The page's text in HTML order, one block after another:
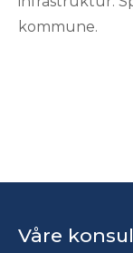
kommune.
Våre